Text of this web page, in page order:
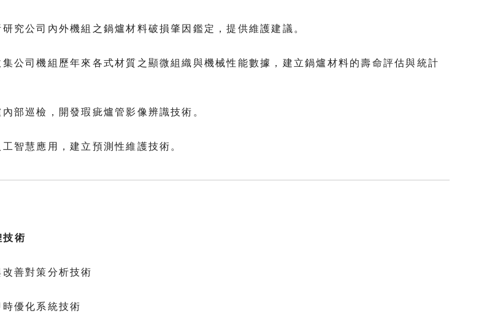
究公司內外機組之鍋爐材料破損肇因鑑定，提供維護建議。
公司機組歷年來各式材質之顯微組織與機械性能數據，建立鍋爐材料的壽命評估與統計
部巡檢，開發瑕疵爐管影像辨識技術。
智慧應用，建立預測性維護技術。
技術
善對策分析技術
優化系統技術